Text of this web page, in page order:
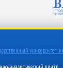
университет